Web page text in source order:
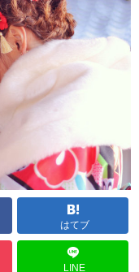
はてブ
LINE